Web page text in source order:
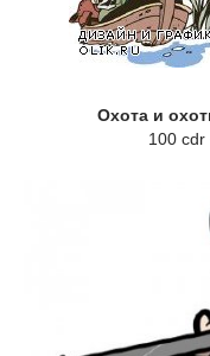
Охота и
100